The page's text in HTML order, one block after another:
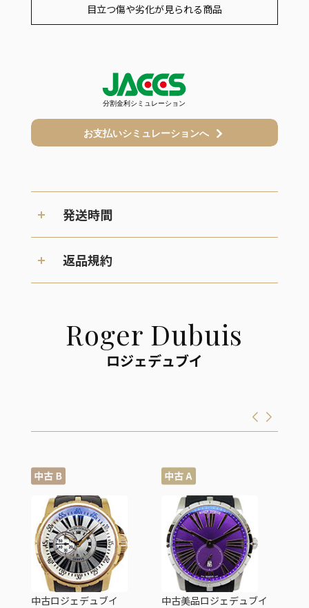
目立つ傷や劣化が見られる商品
発送時間
返品規約
Roger Dubuis
ロジェデュブイ
中古ロジェデュブイ
中古美品ロジェデュブイ